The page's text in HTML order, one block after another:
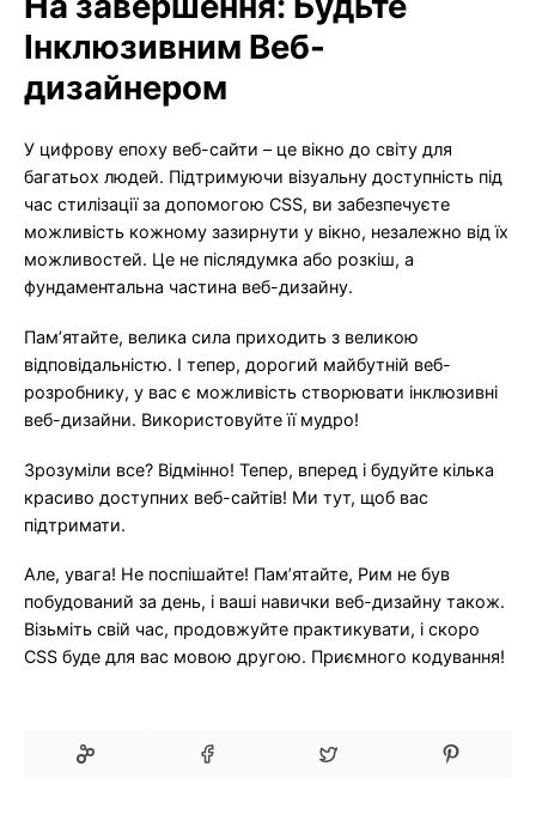
Інклюзивним Веб-
дизайнером
У цифрову епоху веб-сайти – це вікно до світу для
багатьох людей. Підтримуючи візуальну доступність під
час стилізації за допомогою CSS, ви забезпечуєте
можливість кожному зазирнути у вікно, незалежно від їх
можливостей. Це не післядумка або розкіш, а
фундаментальна частина веб-дизайну.
Пам’ятайте, велика сила приходить з великою
відповідальністю. І тепер, дорогий майбутній веб-
розробнику, у вас є можливість створювати інклюзивні
веб-дизайни. Використовуйте її мудро!
Зрозуміли все? Відмінно! Тепер, вперед і будуйте кілька
красиво доступних веб-сайтів! Ми тут, щоб вас
підтримати.
Але, увага! Не поспішайте! Пам’ятайте, Рим не був
побудований за день, і ваші навички веб-дизайну також.
Візьміть свій час, продовжуйте практикувати, і скоро
CSS буде для вас мовою другою. Приємного кодування!